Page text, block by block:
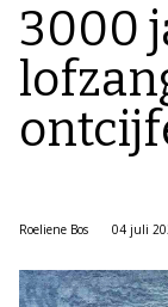
3000
Roeliene Bos 04 juli